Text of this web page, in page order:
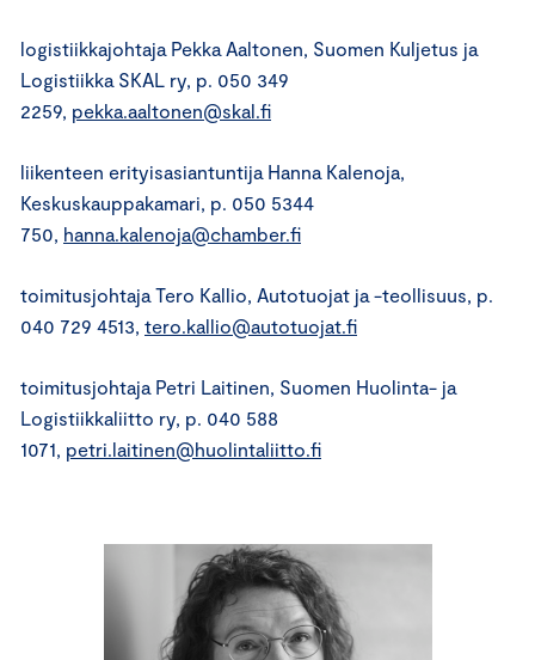
logistiikkajohtaja Pekka Aaltonen, Suomen Kuljetus ja
Logistiikka SKAL ry, p. 050 349
2259, pekka.aaltonen@skal.fi
liikenteen erityisasiantuntija Hanna Kalenoja,
Keskuskauppakamari, p. 050 5344
750, hanna.kalenoja@chamber.fi
toimitusjohtaja Tero Kallio, Autotuojat ja -teollisuus, p.
040 729 4513, tero.kallio@autotuojat.fi
toimitusjohtaja Petri Laitinen, Suomen Huolinta- ja
Logistiikkaliitto ry, p. 040 588
1071, petri.laitinen@huolintaliitto.fi